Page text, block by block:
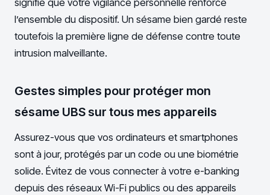
signifie que votre vigilance personnelle renforce
l’ensemble du dispositif. Un sésame bien gardé reste
toutefois la première ligne de défense contre toute
intrusion malveillante.
Gestes simples pour protéger mon
sésame UBS sur tous mes appareils
Assurez-vous que vos ordinateurs et smartphones
sont à jour, protégés par un code ou une biométrie
solide. Évitez de vous connecter à votre e-banking
depuis des réseaux Wi-Fi publics ou des appareils